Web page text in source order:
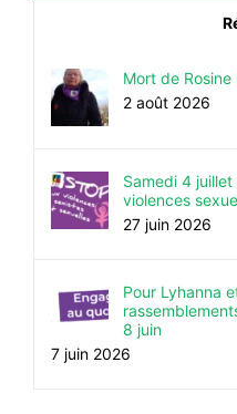
Mort de Rosine
2 août 2026
Samedi 4
violences
27 juin 2026
Pour Lyhanna
8 juin
7 juin 2026